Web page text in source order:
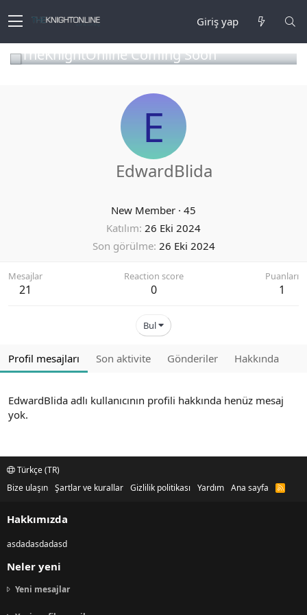
Giriş yap
TheKnightOnline Coming Soon
E
EdwardBlida
New Member · 45
Katılım 26 Eki 2024
Son görülme 26 Eki 2024
Mesajlar
21
Reaction score
0
Puanları
1
Bul
Profil mesajları Son aktivite Gönderiler Hakkında
EdwardBlida adlı kullanıcının profili hakkında henüz mesaj
yok.
Türkçe (TR)
Bize ulaşın Şartlar ve kurallar Gizlilik politikası Yardım Ana sayfa
R
Hakkımızda
asdadasdadasd
Neler yeni
Yeni mesajlar